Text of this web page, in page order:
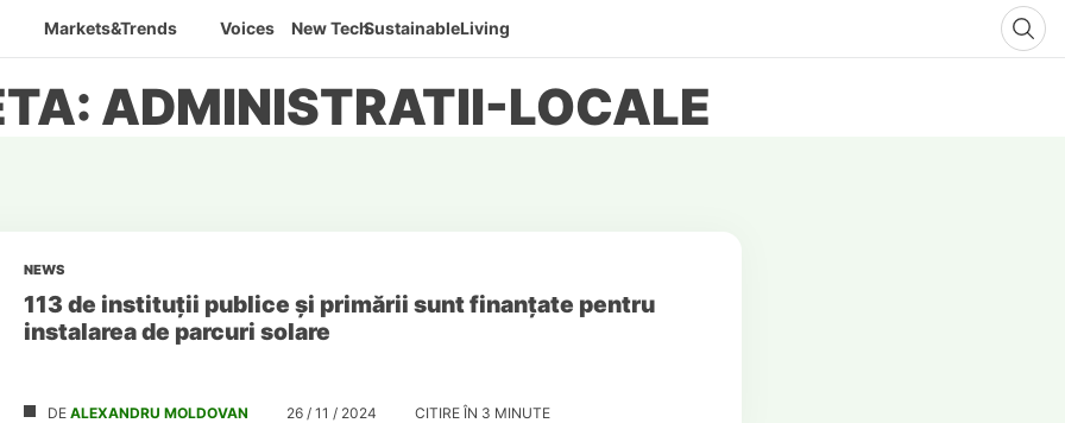
Markets&Trends Voices New TechSustainableLiving
ADMINISTRATII-LOCALE
NEWS
113 de instituții publice și primării sunt finanțate pentru
instalarea de parcuri solare
DE ALEXANDRU MOLDOVAN 26 / 11 / 2024 CITIRE ÎN 3 MINUTE